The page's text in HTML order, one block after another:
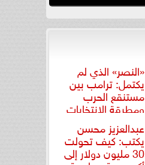
«النصر» الذي لم
يكتمل: ترامب بين
مستنقع الحرب
ومطرقة الانتخابات
عبدالعزيز محسن
يكتب: كيف تحولت
30 مليون دولار إلى